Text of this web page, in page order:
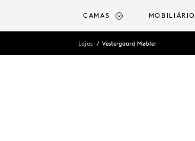
CAMAS MOBILIÁRIO
Lojas Vestergaard Møbler